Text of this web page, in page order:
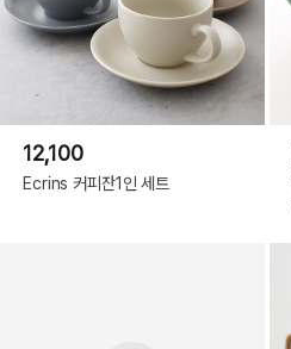
12,100
Ecrins 커피잔1인 세트